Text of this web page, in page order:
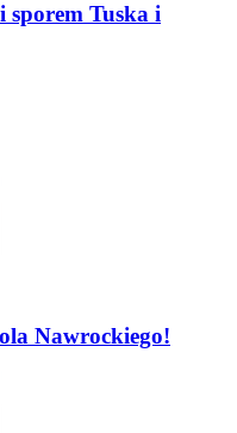
sporem Tuska i
Nawrockiego!